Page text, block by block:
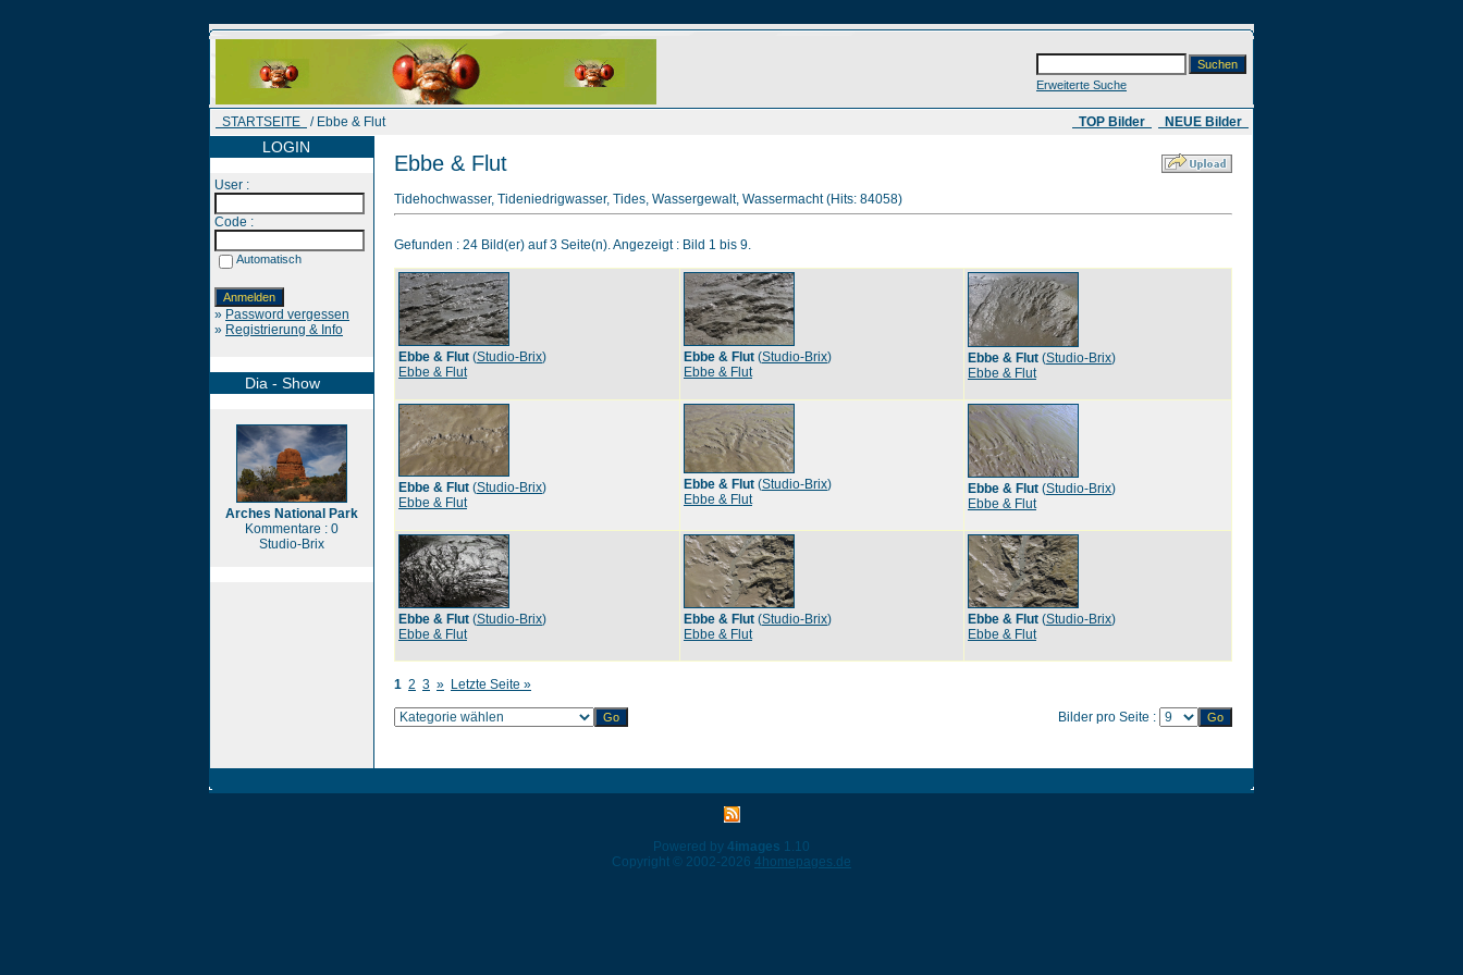
Erweiterte Suche
STARTSEITE / Ebbe & Flut ​ TOP Bilder NEUE Bilder
LOGIN
User :
Code :
Automatisch
» Password vergessen
» Registrierung & Info
Dia - Show
Arches National Park
Kommentare : 0
Studio-Brix
Ebbe & Flut
Tidehochwasser, Tideniedrigwasser, Tides, Wassergewalt, Wassermacht (Hits: 84058)
Gefunden : 24 Bild(er) auf 3 Seite(n). Angezeigt : Bild 1 bis 9.
Ebbe & Flut (Studio-Brix)
Ebbe & Flut
Ebbe & Flut (Studio-Brix)
Ebbe & Flut
Ebbe & Flut (Studio-Brix)
Ebbe & Flut
Ebbe & Flut (Studio-Brix)
Ebbe & Flut
Ebbe & Flut (Studio-Brix)
Ebbe & Flut
Ebbe & Flut (Studio-Brix)
Ebbe & Flut
Ebbe & Flut (Studio-Brix)
Ebbe & Flut
Ebbe & Flut (Studio-Brix)
Ebbe & Flut
Ebbe & Flut (Studio-Brix)
Ebbe & Flut
1 2 3 » Letzte Seite »
Bilder pro Seite :
Powered by 4images 1.10
Copyright © 2002-2026 4homepages.de